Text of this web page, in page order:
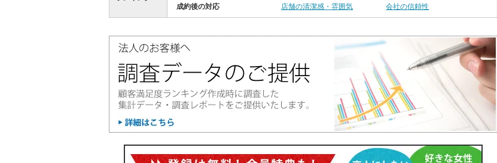
成約後の対応
店舗の清潔感・雰囲気 会社の信頼性